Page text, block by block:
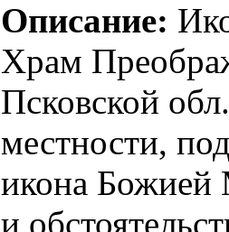
Описание:
Храм
Псковской
местности,
икона Божией
и